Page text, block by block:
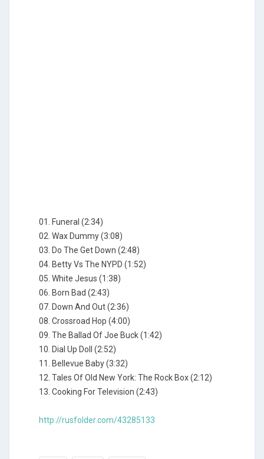
01. Funeral (2:34)
02. Wax Dummy (3:08)
03. Do The Get Down (2:48)
04. Betty Vs The NYPD (1:52)
05. White Jesus (1:38)
06. Born Bad (2:43)
07. Down And Out (2:36)
08. Crossroad Hop (4:00)
09. The Ballad Of Joe Buck (1:42)
10. Dial Up Doll (2:52)
11. Bellevue Baby (3:32)
12. Tales Of Old New York: The Rock Box (2:12)
13. Cooking For Television (2:43)
http://rusfolder.com/43285133